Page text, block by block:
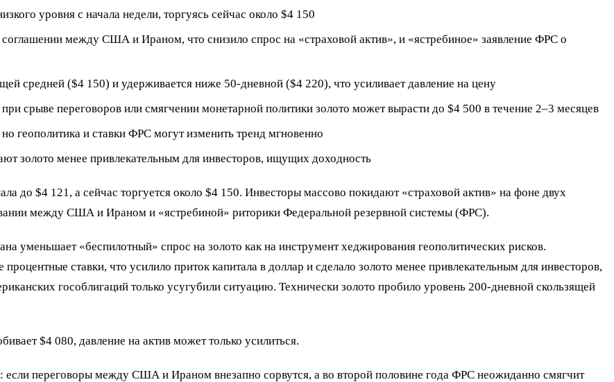
уровня с начала недели, торгуясь сейчас около $4 150
между США и Ираном, что снизило спрос на «страховой актив», и «ястребиное» заявление ФРС о
средней ($4 150) и удерживается ниже 50-дневной ($4 220), что усиливает давление на цену
срыве переговоров или смягчении монетарной политики золото может вырасти до $4 500 в течение 2–3 месяцев
геополитика и ставки ФРС могут изменить тренд мгновенно
золото менее привлекательным для инвесторов, ищущих доходность
$4 121, а сейчас торгуется около $4 150. Инвесторы массово покидают «страховой актив» на фоне двух
между США и Ираном и «ястребиной» риторики Федеральной резервной системы (ФРС).
уменьшает «беспилотный» спрос на золото как на инструмент хеджирования геополитических рисков.
ставки, что усилило приток капитала в доллар и сделало золото менее привлекательным для инвесторов,
гособлигаций только усугубили ситуацию. Технически золото пробило уровень 200-дневной скользящей
$4 080, давление на актив может только усилиться.
если переговоры между США и Ираном внезапно сорвутся, а во второй половине года ФРС неожиданно смягчит